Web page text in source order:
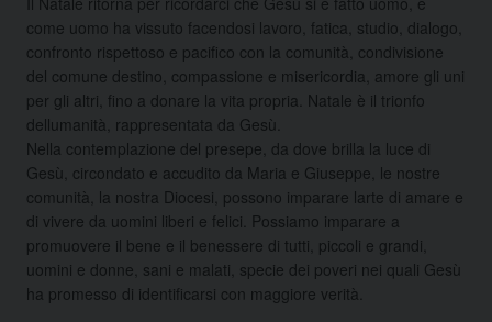
come uomo ha vissuto facendosi lavoro, fatica, studio, dialogo,
confronto rispettoso e pacifico con la comunità, condivisione
del comune destino, compassione e misericordia, amore gli uni
per gli altri, fino a donare la vita propria. Natale è il trionfo
dellumanità, rappresentata da Gesù.
Nella contemplazione del presepe, da dove brilla la luce di
Gesù, circondato e accudito da Maria e Giuseppe, le nostre
comunità, la nostra Diocesi, possono imparare larte di amare e
di vivere da uomini liberi e felici. Possiamo imparare a
promuovere il bene e il benessere di tutti, piccoli e grandi,
uomini e donne, sani e malati, specie dei poveri nei quali Gesù
ha promesso di identificarsi con maggiore verità.